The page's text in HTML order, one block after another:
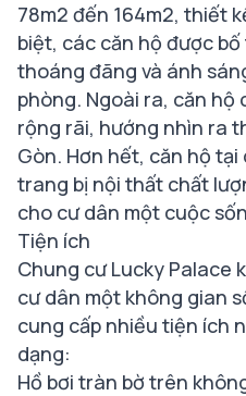
78m2 đến 164m2, thiết
biệt, các căn hộ được
thoáng đãng và ánh
phòng. Ngoài ra, căn hộ
rộng rãi, hướng nhìn ra
Gòn. Hơn hết, căn hộ
trang bị nội thất chất
cho cư dân một cuộc
Tiện ích
Chung cư Lucky Palace
cư dân một không gian
cung cấp nhiều tiện ích
dạng:
Hồ bơi tràn bờ trên